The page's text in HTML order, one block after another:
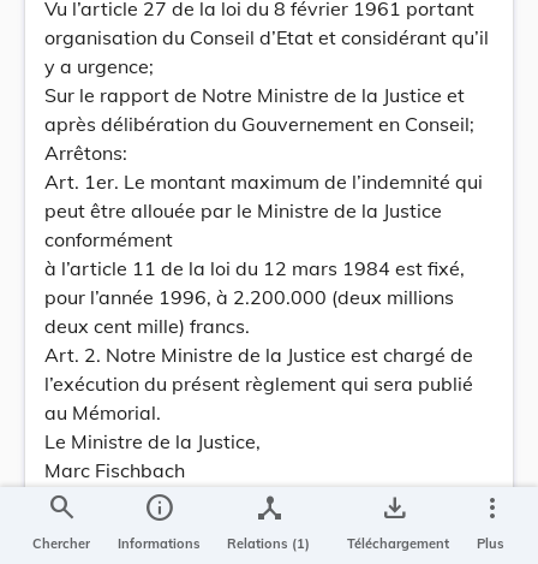
Vu l’article 27 de la loi du 8 février 1961 portant
organisation du Conseil d’Etat et considérant qu’il
y a urgence;
Sur le rapport de Notre Ministre de la Justice et
après délibération du Gouvernement en Conseil;
Arrêtons:
Art. 1er. Le montant maximum de l’indemnité qui
peut être allouée par le Ministre de la Justice
conformément
à l’article 11 de la loi du 12 mars 1984 est fixé,
pour l’année 1996, à 2.200.000 (deux millions
deux cent mille) francs.
Art. 2. Notre Ministre de la Justice est chargé de
l’exécution du présent règlement qui sera publié
au Mémorial.
Le Ministre de la Justice,
Marc Fischbach
Château de Berg, le 19 janvier 1996.
Règlement du Gouvernement en Conseil du 26
search
Chercher
info
Informations
device_hub
Relations (1)
save_alt
Téléchargement
more_vert
Plus